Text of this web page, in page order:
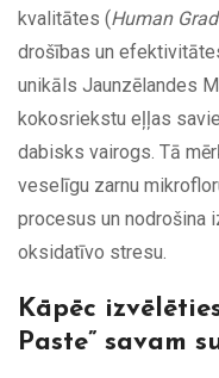
kvalitātes (Human
drošības un
unikāls Jaunzēlandes
kokosriekstu eļļas
dabisks vairogs. Tā
veselīgu zarnu
procesus un nodrošina
oksidatīvo stresu.
Kāpēc
Paste” savam